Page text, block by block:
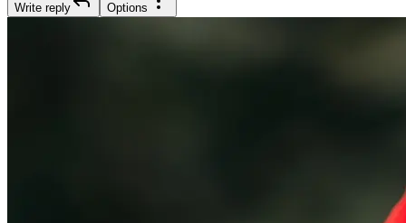
Write reply Options